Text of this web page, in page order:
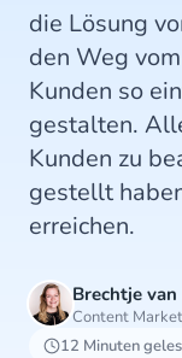
die Lösung
den Weg
Kunden so
gestalten.
Kunden zu
gestellt
erreichen.
Brechtje
Content
12 Minuten